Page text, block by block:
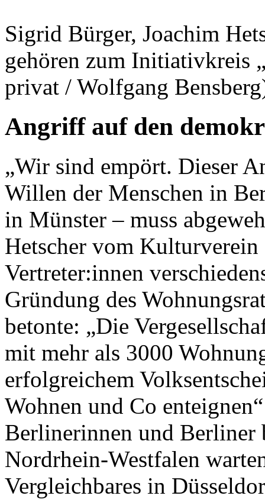
Sigrid Bürger, Joachim
gehören zum Initiativkreis
privat / Wolfgang
Angriff auf den
„Wir sind empört. Dieser
Willen der Menschen in
in Münster – muss
Hetscher vom
Vertreter:innen
Gründung des
betonte: „Die
mit mehr als 3000
erfolgreichem
Wohnen und Co
Berlinerinnen und Berliner
Nordrhein-Westfalen
Vergleichbares in